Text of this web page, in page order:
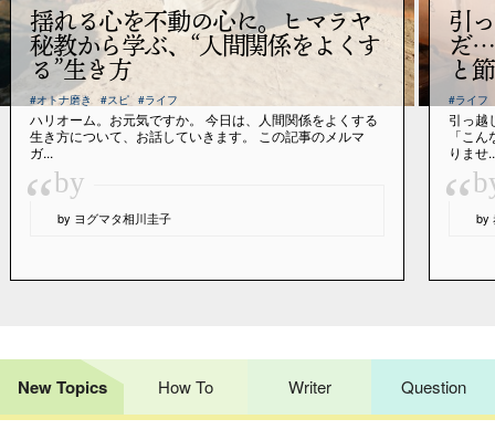
揺れる心を不動の心に。ヒマラヤ
秘教から学ぶ、“人間関係をよくす
る”生き方
#オトナ磨き #スピ #ライフ
ハリオーム。お元気ですか。 今日は、人間関係をよくする
生き方について、お話していきます。 この記事のメルマ
ガ...
“by
by ヨグマタ相川圭子
引
だ…
と
#ライフ
引っ越
「こ
りませ
“ by
New Topics How To Writer Question